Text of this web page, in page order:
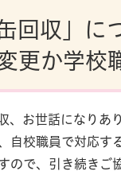
回収」に
か学校職
、お世話になりあ
自校職員で対応す
ので、引き続きご